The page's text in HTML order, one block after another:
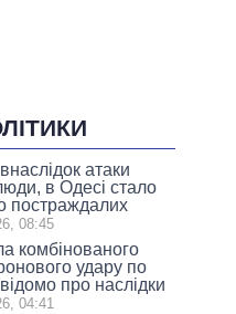
атаки
в Одесі стало
постраждалих
08:45
комбінованого
удару по
про наслідки
04:41